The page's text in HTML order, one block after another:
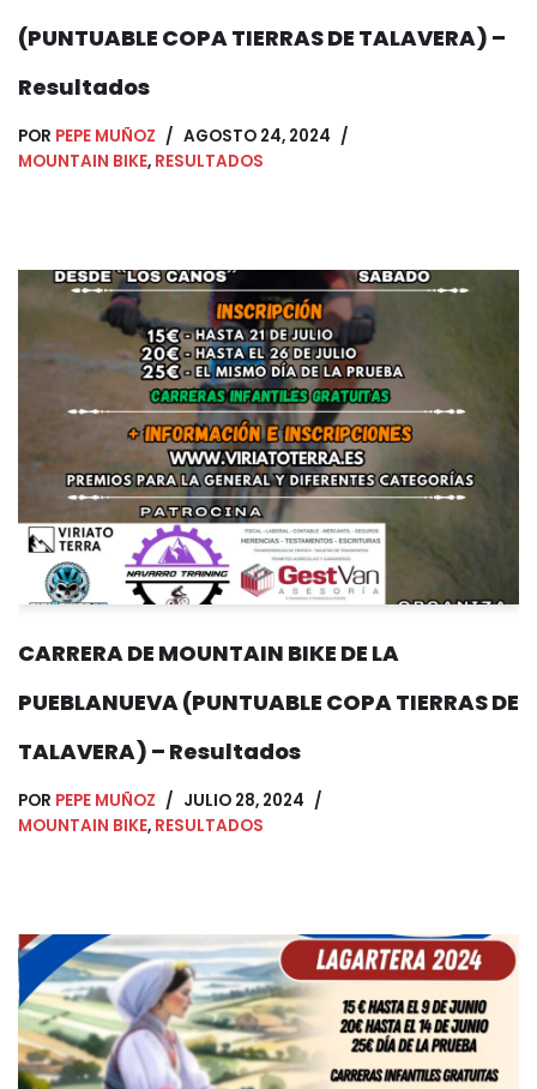
(PUNTUABLE COPA TIERRAS DE TALAVERA) –
Resultados
POR PEPE MUÑOZ
AGOSTO 24, 2024
MOUNTAIN BIKE, RESULTADOS
CARRERA DE MOUNTAIN BIKE DE LA
PUEBLANUEVA (PUNTUABLE COPA TIERRAS DE
TALAVERA) – Resultados
POR PEPE MUÑOZ
JULIO 28, 2024
MOUNTAIN BIKE, RESULTADOS